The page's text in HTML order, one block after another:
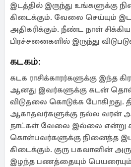
இடத்தில் இருந்து உங்களுக்கு
கிடைக்கும். வேலை செய்யும்
அதிகரிக்கும். நீண்ட நாள்
பிரச்சனைகளில் இருந்து
கடகம்:
கடக ராசிக்காரர்களுக்கு இந்த
ஆனது இவர்களுக்கு கடன்
விடுதலை கொடுக்க போகிறது.
ஆகாதவர்களுக்கு நல்ல வரன்
நாட்கள் வேலை இல்லை என்று
கொள்பவர்களுக்கு நினைத்த
கிடைக்கும். குரு பகவானின்
இழந்த பணத்தையும் பெயரையும்